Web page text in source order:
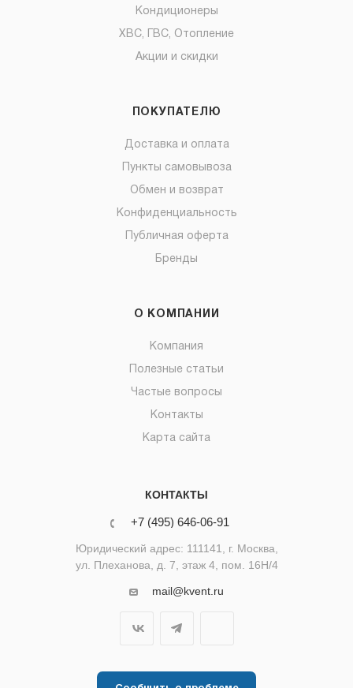
Кондиционеры
ХВС, ГВС, Отопление
Акции и скидки
ПОКУПАТЕЛЮ
Доставка и оплата
Пункты самовывоза
Обмен и возврат
Конфиденциальность
Публичная оферта
Бренды
О КОМПАНИИ
Компания
Полезные статьи
Частые вопросы
Контакты
Карта сайта
КОНТАКТЫ
+7 (495) 646-06-91
Юридический адрес: 111141, г. Москва,
ул. Плеханова, д. 7, этаж 4, пом. 16Н/4
mail@kvent.ru